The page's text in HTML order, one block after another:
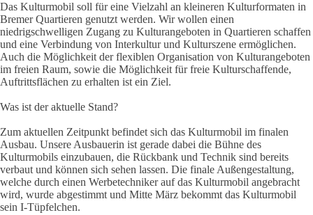
Das Kulturmobil soll für eine Vielzahl an kleineren Kulturformaten in
Bremer Quartieren genutzt werden. Wir wollen einen
niedrigschwelligen Zugang zu Kulturangeboten in Quartieren schaffen
und eine Verbindung von Interkultur und Kulturszene ermöglichen.
Auch die Möglichkeit der flexiblen Organisation von Kulturangeboten
im freien Raum, sowie die Möglichkeit für freie Kulturschaffende,
Auftrittsflächen zu erhalten ist ein Ziel.
Was ist der aktuelle Stand?
Zum aktuellen Zeitpunkt befindet sich das Kulturmobil im finalen
Ausbau. Unsere Ausbauerin ist gerade dabei die Bühne des
Kulturmobils einzubauen, die Rückbank und Technik sind bereits
verbaut und können sich sehen lassen. Die finale Außengestaltung,
welche durch einen Werbetechniker auf das Kulturmobil angebracht
wird, wurde abgestimmt und Mitte März bekommt das Kulturmobil
sein I-Tüpfelchen.